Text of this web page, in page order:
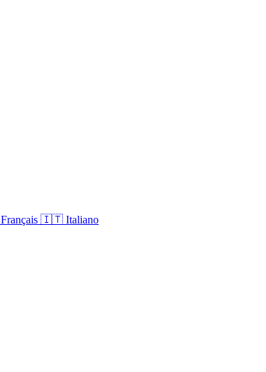
Français 🇮🇹 Italiano